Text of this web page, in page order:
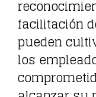
facilitación
pueden
los